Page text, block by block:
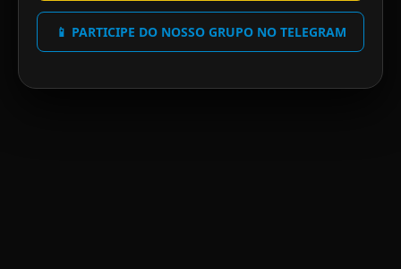
📱 PARTICIPE DO NOSSO GRUPO NO TELEGRAM